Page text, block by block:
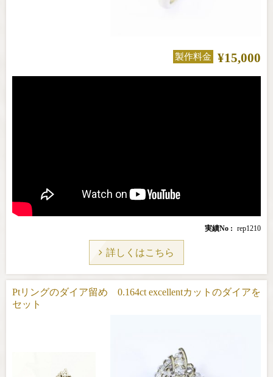
製作料金 ¥15,000
実績No rep1210
詳しくはこちら
Ptリングのダイア留め 0.164ct excellentカットのダイアを
セット